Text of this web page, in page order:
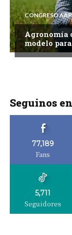
CONGRESO
Agronomía
modelo
Seguinos
77,189
Fans
5,711
Seguidores